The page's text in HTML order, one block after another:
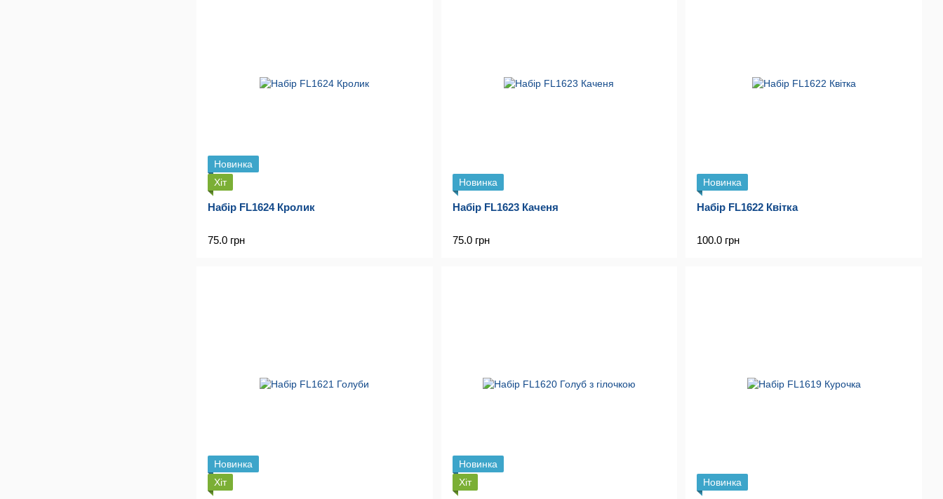
Новинка
Хіт
Набір FL1624 Кролик
75.0 грн
Новинка
Набір FL1623 Каченя
75.0 грн
Новинка
Набір FL1622 Квітка
100.0 грн
Новинка
Хіт
Новинка
Хіт
Новинка